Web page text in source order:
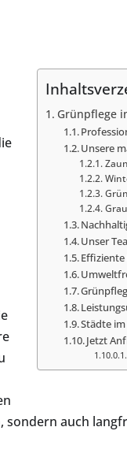
Grünpflege
Unsere
Unser
Städte
Jetzt
auch